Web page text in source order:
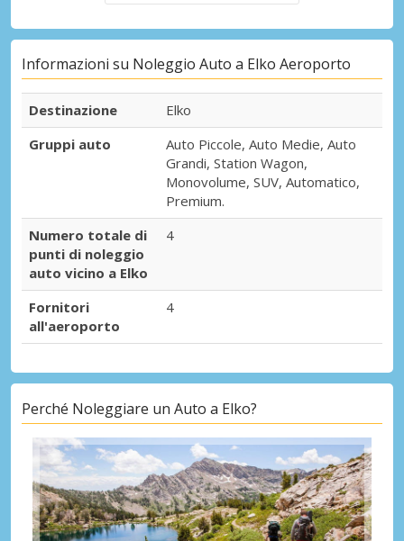
Informazioni su Noleggio Auto a Elko Aeroporto
Destinazione
Elko
Gruppi auto
Auto Piccole, Auto Medie, Auto
Grandi, Station Wagon,
Monovolume, SUV, Automatico,
Premium.
Numero totale di
punti di noleggio
auto vicino a Elko
4
Fornitori
all'aeroporto
4
Perché Noleggiare un Auto a Elko?